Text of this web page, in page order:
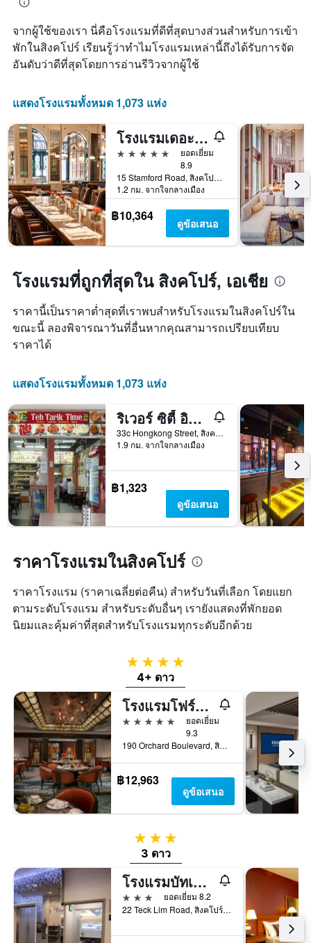
ดง
ราคา
เฉลี่ย
ของ
ห้อง
ที่
พัก
แผนภูมิ
มี
แกน
แกน
แสดง
จำนวน
วัน
ก่อน
การ
เข้า
พัก
แผนภูมิ
มี
แกน
แกน
ดง
ราคา
เฉลี่ย
ของ
จากผู้ใช้ของเรา นี่คือโรงแรมที่ดีที่สุดบางส่วนสำหรับการเข้า
พักในสิงคโปร์ เรียนรู้ว่าทำไมโรงแรมเหล่านี้ถึงได้รับการจัด
อันดับว่าดีที่สุดโดยการอ่านรีวิวจากผู้ใช้
แสดงโรงแรมทั้งหมด 1,073 แห่ง
โรงแรมเดอะแคปิตอล เคมปินสกี้ ประเทศสิงคโปร์
5 ดาว
ยอดเยี่ยม
8.9
15 Stamford Road, สิงคโปร์, สิงคโปร์
1.2 กม. จากใจกลางเมือง
฿10,364 ดูข้อเสนอ
โรงแรมที่ถูกที่สุดใน สิงคโปร์, เอเชีย
ราคานี้เป็นราคาต่ำสุดที่เราพบสำหรับโรงแรมในสิงคโปร์ใน
ขณะนี้ ลองพิจารณาวันที่อื่นหากคุณสามารถเปรียบเทียบ
ราคาได้
แสดงโรงแรมทั้งหมด 1,073 แห่ง
ริเวอร์ ซิตี้ อินน์ - โฮสเทล
33c Hongkong Street, สิงคโปร์, สิงคโปร์
1.9 กม. จากใจกลางเมือง
฿1,323
ดูข้อเสนอ
ราคาโรงแรมในสิงคโปร์
ราคาโรงแรม (ราคาเฉลี่ยต่อคืน) สำหรับวันที่เลือก โดยแยก
ตามระดับโรงแรม สำหรับระดับอื่นๆ เรายังแสดงที่พักยอด
นิยมและคุ้มค่าที่สุดสำหรับโรงแรมทุกระดับอีกด้วย
4 ดาว
4+ ดาว
โรงแรมโฟร์ซีซั่นส์ สิงคโปร์
5 ดาว
ยอดเยี่ยม
9.3
190 Orchard Boulevard, สิงคโปร์, สิงคโปร์
฿12,963
ดูข้อเสนอ
3 ดาว
3 ดาว
โรงแรมบัทเทอร์นัททรี
3 ดาว
ยอดเยี่ยม 8.2
22 Teck Lim Road, สิงคโปร์, สิงคโปร์